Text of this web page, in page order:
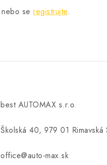
nebo se registrujte.
best AUTOMAX s.r.o.
Školská 40, 979 01
office@auto-max.sk